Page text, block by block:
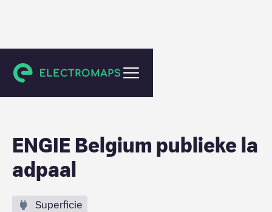
Balen
ENGIE Belgium publieke la
adpaal
Superficie